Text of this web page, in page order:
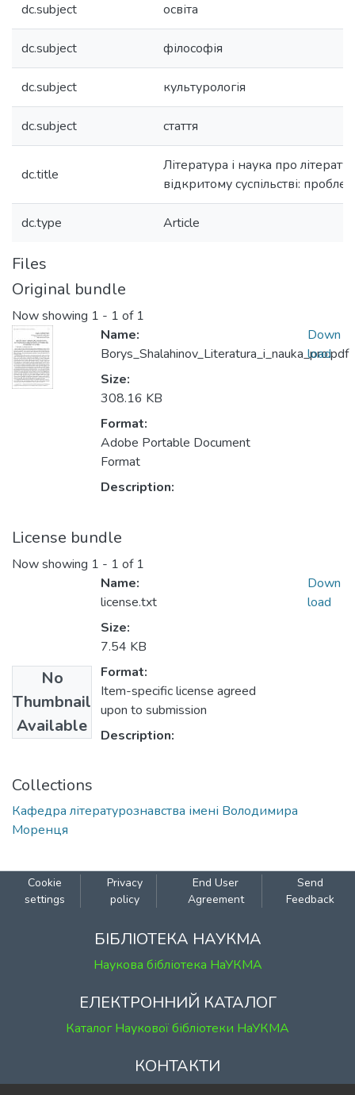
dc.subject освіта
dc.subject філософія
dc.subject культурологія
dc.subject стаття
dc.title
Література і наука про
відкритому суспільстві:
dc.type Article
Files
Original bundle
Now showing 1 - 1 of 1
Name:
Borys_Shalahinov_Literatura_i_nauka_pro.pdf
Size:
308.16 KB
Format:
Adobe Portable Document
Format
Description:
Down
load
License bundle
Now showing 1 - 1 of 1
No
Thumbnail
Available
Name:
license.txt
Size:
7.54 KB
Format:
Item-specific license agreed
upon to submission
Description:
Down
load
Collections
Кафедра літературознавства імені Володимира
Моренця
Cookie
settings
Privacy
policy
End User
Agreement
Send
Feedback
БІБЛІОТЕКА НАУКМА
Наукова бібліотека НаУКМА
ЕЛЕКТРОННИЙ КАТАЛОГ
Каталог Наукової бібліотеки НаУКМА
КОНТАКТИ